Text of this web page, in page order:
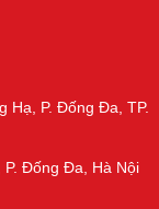
Hạ, P. Đống Đa, TP.
P. Đống Đa, Hà Nội